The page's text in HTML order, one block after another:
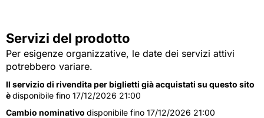
Servizi del prodotto
Per esigenze organizzative, le date dei servizi attivi
potrebbero variare.
Il servizio di rivendita per biglietti già acquistati su questo sito
èdisponibile fino 17/12/2026 21:00
Cambio nominativo disponibile fino 17/12/2026 21:00